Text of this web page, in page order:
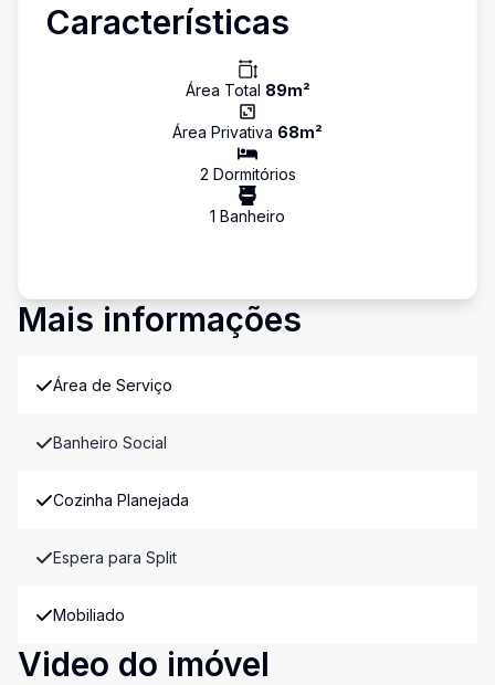
Características
Área Total 89m²
Área Privativa 68m²
2 Dormitórios
1 Banheiro
Mais informações
Área de Serviço
Banheiro Social
Cozinha Planejada
Espera para Split
Mobiliado
Video do imóvel